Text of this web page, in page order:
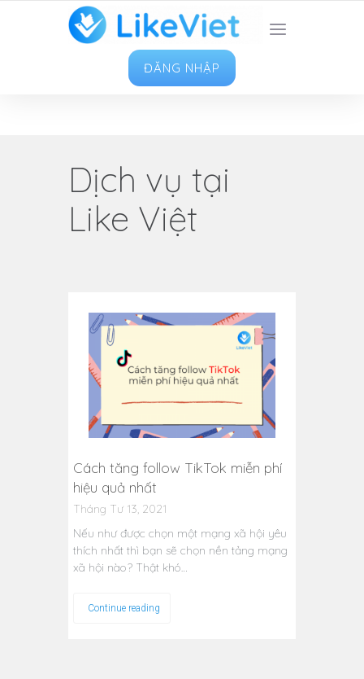
TOP 1 ỨNG DỤNG TĂNG LIKE HAY NHẤT VIỆT
NAM
ĐĂNG NHẬP
Dịch vụ tại
Like Việt
Cách tăng follow TikTok miễn phí
hiệu quả nhất
Tháng Tư 13, 2021
Nếu như được chọn một mạng xã hội yêu
thích nhất thì bạn sẽ chọn nền tảng mạng
xã hội nào? Thật khó…
Continue reading